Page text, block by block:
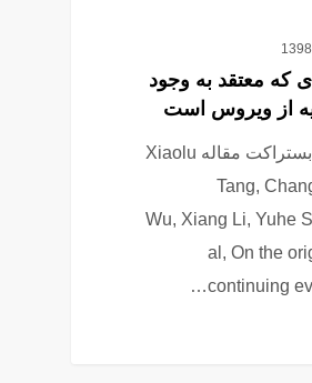
که معتقد به وجود
از ویروس است
ترجمه ابستراکت مقاله Xiaolu
Tang,
Wu, Xiang Li, Yuhe
al, On the
continuing